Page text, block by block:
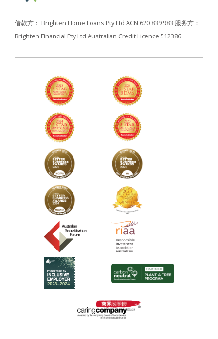
借款方： Brighten Home Loans Pty Ltd ACN 620 839 983 服务方：
Brighten Financial Pty Ltd Australian Credit Licence 512386